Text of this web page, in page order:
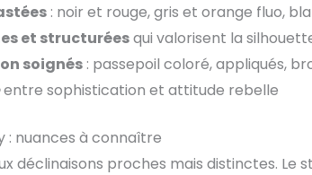
: noir et rouge, gris et orange fluo,
et structuréesqui valorisent la
soignés : passepoil coloré, appliqués,
entre sophistication et attitude rebelle
: nuances à connaître
déclinaisons proches mais distinctes. Le